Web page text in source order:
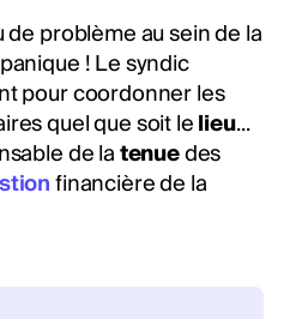
de problème au sein de la
! Le syndic
pour coordonner les
quel que soit lelieu...
de latenuedes
financière de la